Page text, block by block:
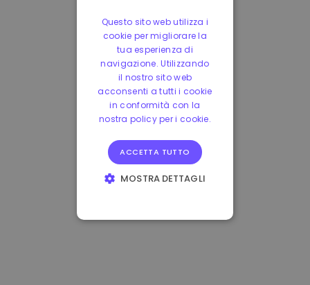
Questo sito web utilizza i
cookie per migliorare la
tua esperienza di
navigazione. Utilizzando
il nostro sito web
acconsenti a tutti i cookie
in conformità con la
nostra policy per i cookie.
ACCETTA TUTTO
MOSTRA DETTAGLI